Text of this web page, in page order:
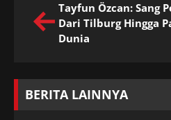
Tayfun Özcan: Sang
Dari Tilburg Hingga
Dunia
BERITA LAINNYA